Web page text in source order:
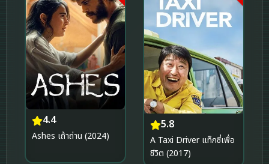
4.4
Ashes เถ้าถ่าน (2024)
5.8
A Taxi Driver แท็กซี่เพื่อ
ชีวิต (2017)